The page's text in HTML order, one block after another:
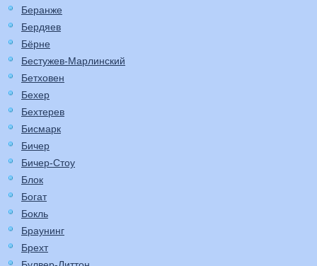
Беранже
Бердяев
Бёрне
Бестужев-Марлинский
Бетховен
Бехер
Бехтерев
Бисмарк
Бичер
Бичер-Стоу
Блок
Богат
Бокль
Браунинг
Брехт